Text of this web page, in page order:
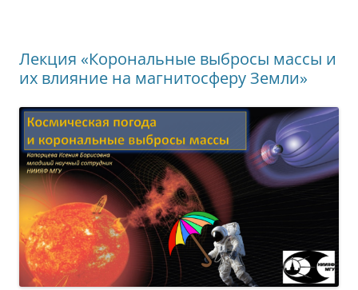
Лекция «Корональные выбросы массы и
их влияние на магнитосферу Земли»